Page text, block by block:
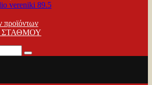
vereniki 89.5
προϊόντων
Search